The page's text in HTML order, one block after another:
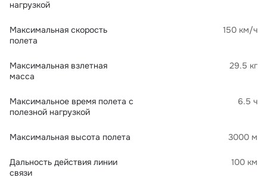
нагрузкой
Максимальная скорость
полета
150 км/ч
Максимальная взлетная
масса
29.5 кг
Максимальное время полета с
полезной нагрузкой
6.5 ч
Максимальная высота полета 3000 м
Дальность действия линии
связи
100 км